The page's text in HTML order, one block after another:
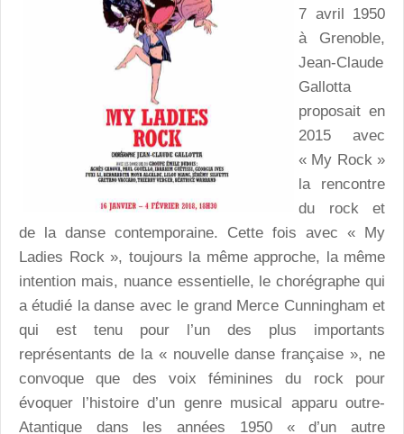
7 avril 1950
à Grenoble,
Jean-Claude
Gallotta
proposait en
2015 avec
« My Rock »
la rencontre
du rock et
de la danse contemporaine. Cette fois avec « My
Ladies Rock », toujours la même approche, la même
intention mais, nuance essentielle, le chorégraphe qui
a étudié la danse avec le grand Merce Cunningham et
qui est tenu pour l’un des plus importants
représentants de la « nouvelle danse française », ne
convoque que des voix féminines du rock pour
évoquer l’histoire d’un genre musical apparu outre-
Atantique dans les années 1950 « d’un autre